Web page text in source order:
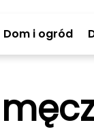
Dom i ogród